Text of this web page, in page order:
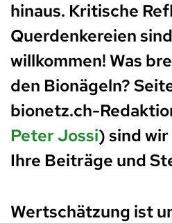
hinaus. Kritische
Querdenkereien
willkommen! Was
den Bionägeln?
bionetz.ch-
Peter Jossi) sind
Ihre Beiträge und
Wertschätzung ist